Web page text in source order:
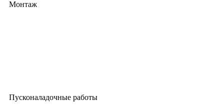
Монтаж
Пусконаладочные работы